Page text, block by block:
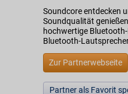
Soundcore entdecken
Soundqualität
hochwertige
Bluetooth-
Zur Partnerwebseite
Partner als Favorit